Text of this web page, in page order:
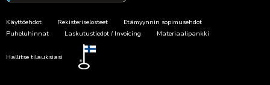
Käyttöehdot Rekisteriselosteet
Etämyynnin sopimusehdot
Puheluhinnat
Laskutustiedot / Invoicing Materiaalipankki
Hallitse tilauksiasi